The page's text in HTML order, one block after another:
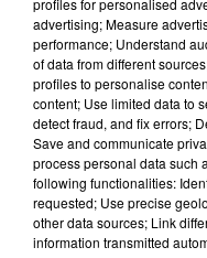
On va revenir sur la
Bordeaux en Nat 2
En REG 1 Bressuire a
Nueillaubiers a
Jarnac
En REG 3, match au
avec la défaite des
Zoom sur le petit club
Et puis vous
régional de football et
profiles for personalised
advertising; Measure
performance; Understand
of data from different
profiles to personalise
content; Use limited data to
detect fraud, and fix errors;
Save and communicate
process personal data such
following functionalities:
requested; Use precise
other data sources; Link
information transmitted